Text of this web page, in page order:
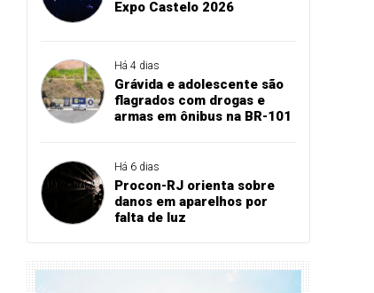
Expo Castelo 2026
Há 4 dias
Grávida e adolescente são
flagrados com drogas e
armas em ônibus na BR-101
Há 6 dias
Procon-RJ orienta sobre
danos em aparelhos por
falta de luz